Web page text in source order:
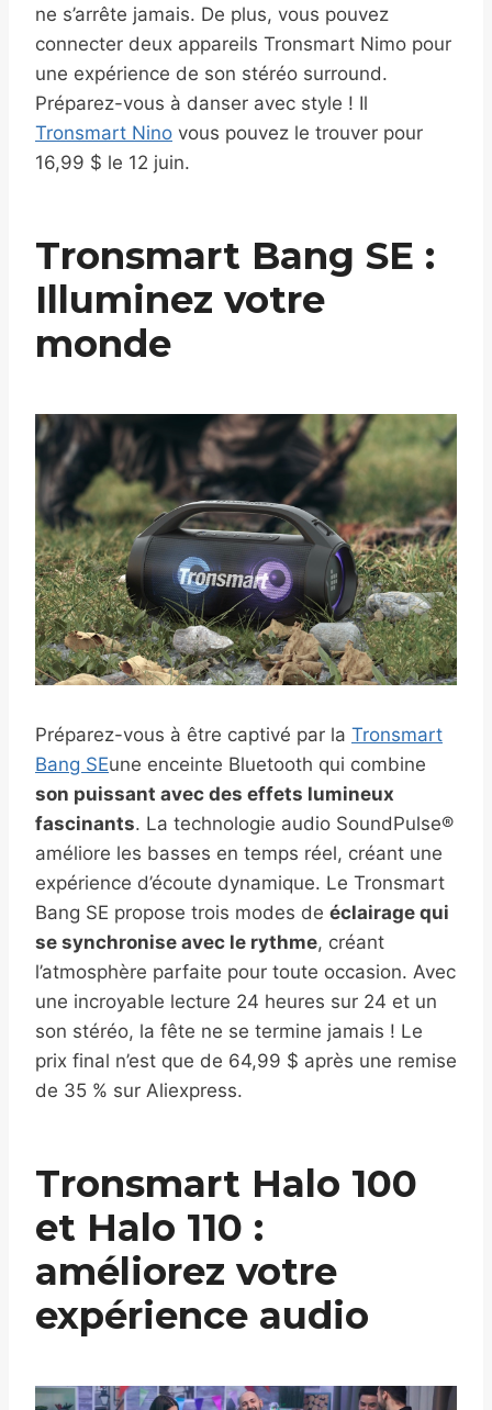
ne s’arrête jamais. De plus, vous pouvez
connecter deux appareils Tronsmart Nimo pour
une expérience de son stéréo surround.
Préparez-vous à danser avec style ! Il
Tronsmart Nino vous pouvez le trouver pour
16,99 $ le 12 juin.
Tronsmart Bang SE :
Illuminez votre
monde
Préparez-vous à être captivé par la Tronsmart
Bang SEune enceinte Bluetooth qui combine
son puissant avec des effets lumineux
fascinants. La technologie audio SoundPulse®
améliore les basses en temps réel, créant une
expérience d’écoute dynamique. Le Tronsmart
Bang SE propose trois modes de éclairage qui
se synchronise avec le rythme, créant
l’atmosphère parfaite pour toute occasion. Avec
une incroyable lecture 24 heures sur 24 et un
son stéréo, la fête ne se termine jamais ! Le
prix final n’est que de 64,99 $ après une remise
de 35 % sur Aliexpress.
Tronsmart Halo 100
et Halo 110 :
améliorez votre
expérience audio